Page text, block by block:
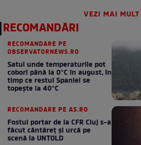
VEZI MAI MULT
RECOMANDĂRI
RECOMANDARE PE
OBSERVATORNEWS.RO
Satul unde temperaturile pot
coborî până la 0°C în august, în
timp ce restul Spaniei se
topește la 40°C
RECOMANDARE PE AS.RO
Fostul portar de la CFR Cluj s-a
făcut cântăreţ şi urcă pe
scenă la UNTOLD